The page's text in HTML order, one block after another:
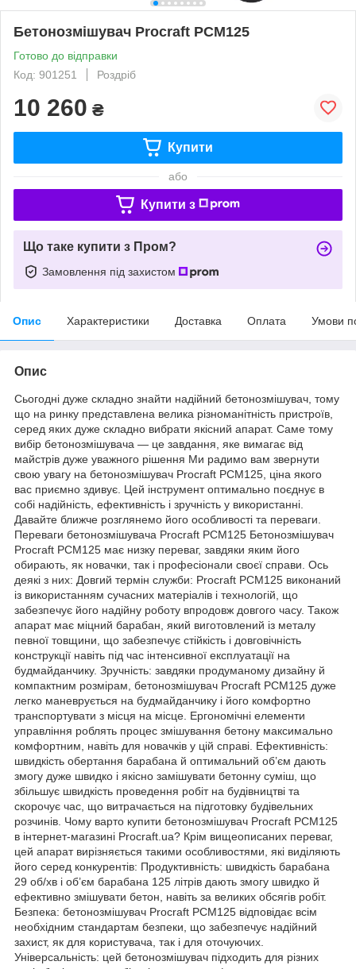
Бетонозмішувач Procraft PCM125
Готово до відправки
Код: 901251
Роздріб
10 260 ₴
Купити
або
Купити з
Що таке купити з Пром?
Замовлення під захистом
Опис Характеристики Доставка Оплата Умови
Опис
Сьогодні дуже складно знайти надійний бетонозмішувач, тому
що на ринку представлена велика різноманітність пристроїв,
серед яких дуже складно вибрати якісний апарат. Саме тому
вибір бетонозмішувача — це завдання, яке вимагає від
майстрів дуже уважного рішення Ми радимо вам звернути
свою увагу на бетонозмішувач Procraft PCM125, ціна якого
вас приємно здивує. Цей інструмент оптимально поєднує в
собі надійність, ефективність і зручність у використанні.
Давайте ближче розглянемо його особливості та переваги.
Переваги бетонозмішувача Procraft PCM125 Бетонозмішувач
Procraft PCM125 має низку переваг, завдяки яким його
обирають, як новачки, так і професіонали своєї справи. Ось
деякі з них: Довгий термін служби: Procraft PCM125 виконаний
із використанням сучасних матеріалів і технологій, що
забезпечує його надійну роботу впродовж довгого часу. Також
апарат має міцний барабан, який виготовлений із металу
певної товщини, що забезпечує стійкість і довговічність
конструкції навіть під час інтенсивної експлуатації на
будмайданчику. Зручність: завдяки продуманому дизайну й
компактним розмірам, бетонозмішувач Procraft PCM125 дуже
легко маневрується на будмайданчику і його комфортно
транспортувати з місця на місце. Ергономічні елементи
управління роблять процес змішування бетону максимально
комфортним, навіть для новачків у цій справі. Ефективність:
швидкість обертання барабана й оптимальний об’єм дають
змогу дуже швидко і якісно замішувати бетонну суміш, що
збільшує швидкість проведення робіт на будівництві та
скорочує час, що витрачається на підготовку будівельних
розчинів. Чому варто купити бетонозмішувач Procraft PCM125
в інтернет-магазині Procraft.ua? Крім вищеописаних переваг,
цей апарат вирізняється такими особливостями, які виділяють
його серед конкурентів: Продуктивність: швидкість барабана
29 об/хв і об’єм барабана 125 літрів дають змогу швидко й
ефективно змішувати бетон, навіть за великих обсягів робіт.
Безпека: бетонозмішувач Procraft PCM125 відповідає всім
необхідним стандартам безпеки, що забезпечує надійний
захист, як для користувача, так і для оточуючих.
Універсальність: цей бетонозмішувач підходить для різних